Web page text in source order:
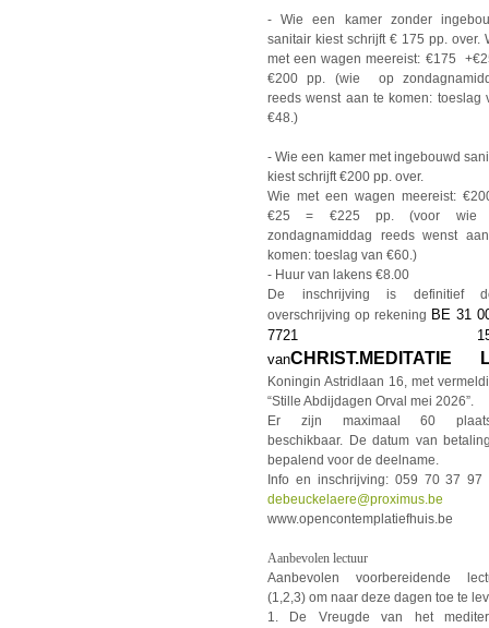
- Wie een kamer zonder
sanitair kiest schrijft € 175 pp. over.
met een wagen meereist: €175
€200 pp. (wie op
reeds wenst aan te komen: toeslag
€48.)
- Wie een kamer met ingebouwd
kiest schrijft €200 pp. over.
Wie met een wagen meereist:
€25 = €225 pp. (voor wie
zondagnamiddag reeds wenst
komen: toeslag van €60.)
- Huur van lakens €8.00
De inschrijving is definitief
overschrijving op rekening BE 31
7721
vanCHRIST.MEDITATIE
Koningin Astridlaan 16, met
“Stille Abdijdagen Orval mei 2026”.
Er zijn maximaal 60
beschikbaar. De datum van
bepalend voor de deelname.
Info en inschrijving: 059 70 37
debeuckelaere@proximus.be
www.opencontemplatiefhuis.be
Aanbevolen lectuur
Aanbevolen voorbereidende
(1,2,3) om naar deze dagen toe te
1. De Vreugde van het